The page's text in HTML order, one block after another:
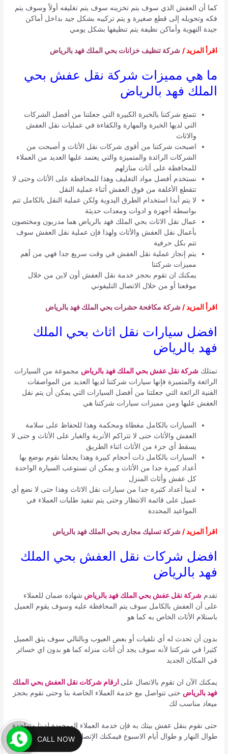
كما أن العفش الذي سوف يتم تخزينه سوف يتم تغليفه أولاً وسوف يتم
فكه وتحويله إلى قطع صغيرة و يتم تركيبه بشكل جيد بداخل أماكن
جيدة التهوية وأماكن نظيفة يتم تنظيفها بشكل يومي
اقرأ المزيد / شركة تنظيف خزانات بحي الملك فهد بالرياض
ما هي مميزات شركة نقل عفش بحي
الملك فهد بالرياض
تتمتع شركتنا بالخبرة الكبيرة التي جعلتنا من أفضل الشركات
التي لديها الخبرة والمهارة والكفاءة في عمليات نقل العفش
والاثاث
اصبحت شركتنا من أقوى شركات نقل الأثاث و أصبحت من
الشركات الرائدة والمتميزة والتي يعتمد عليها العديد من العملاء
للمحافظة على أثاث منازلهم
نستخدم أفضل مواد التغليف وهذا للمحافظة على الأثاث وحتى لا
تتقطع الأغلفة من فوق العفش أثناء عملية النقل
لا يتم أبدا استخدام الطرق اليدوية ولكن عملية النقل بالكامل تتم
بواسطة أجهزة و ادوات ومعدات حديثة
عمال نقل الاثاث بحي الملك فهد بالرياض هما مدربون ومختصون
بأعمال نقل العفش والأثاث ولهذا فإن عملية نقل العفش سوف
تتم بكل حرفية
يتم إنجاز عملية نقل العفش في وقت سريع جدا فهي من أهم
مميزات شركتنا
يمكنك ان تقوم بحجز خدمة نقل العفش أون لاين من خلال
موقعنا أو من خلال الاتصال التليفوني
اقرأ المزيد /شركة مكافحة حشرات بحي الملك فهد بالرياض
افضل سيارات نقل اثاث بحي الملك
فهد بالرياض
تمتلكشركة نقل عفش بحي الملك فهد بالرياض مجموعة من السيارات
الرائعة والمتميزة فإنها سيارات شركتنا لديها العديد من المواصفات
الفنية الرائعة التي جعلتنا من أفضل السيارات التي يمكن أن يتم نقل
العفش عليها ومن مميزات سيارات شركتنا هي
السيارات بالكامل مغطاة ومحكمة وهذا للحفاظ على سلامة
العفش والأثاث حتى لا تتراكم الأتربة والغبار على الأثاث و حتى لا
يسقط أي جزء من الأثاث اثناء الطريق
السيارات بالكامل ذات أحجام كبيرة وهذا يجعلنا نقوم بوضع بها
أعداد كبيرة جدا من الأثاث و يمكن ان تستوعب السيارة الواحدة
كل عفش وأثاث المنزل
لدينا أعداد كثيرة جدا من سيارات نقل الاثاث وهذا حتى لا نضع أي
عميل على قائمة الانتظار وحتى يتم تنفيذ طلبات العملاء في
المواعيد المحددة
اقرأ المزيد /شركة تسليك مجارى بحي الملك فهد بالرياض
افضل شركات نقل العفش بحي الملك
فهد بالرياض
تقدمشركة نقل عفش بحي الملك فهد بالرياض شهادة ضمان للعملاء
على أن العفش بالكامل سوف يتم المحافظة عليه وسوف يقوم العميل
باستلام الأثاث الخاص به كما هو
بدون أن تحدث له أي تلفيات أو بعض العيوب وبالتالي سوف يثق العميل
كثيرا في شركتنا لأنه سوف يجد أن أثاث منزله كما هو بدون اي خسائر
في المكان الجديد
يمكنك الآن ان تقوم بالاتصال على ارقام شركات نقل العفش بحي الملك
فهد بالرياض حتى تتواصل مع خدمة العملاء الخاصة بنا وحتى تقوم بحجز
ميعاد مناسب لك
حتى نقوم بنقل عفش بيتك به فإن خدمة العملاء الموجودة لدينا متواجدة
طوال النهار و طوال أيام الاسبوع فيمكنك الإتصال علينا في أي وقت
CALL NOW